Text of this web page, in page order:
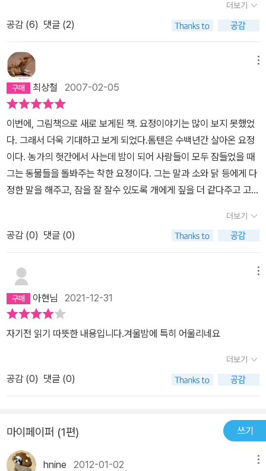
서 수봉산 밑자락 가파른 골목동네에서 어린 나날 보냈구나 하고 떠
올려 보았습니다. 공장이 많아도 너무 끔찍하달 만큼 많은 인천이라
언제나 매캐한 바람이 불고 하늘은 뿌얳지만, 조그마한 멧자락에 깃
든 골목동네는 조용하고 포근하며 맑았습니다. 도시에서 짝을 지어
아이를 낳는다고 하면, 참말 이렇게 조용하고 포근하며 맑은 동네에
보금자리를 얻어야 하는구나 하고 깨닫기도 했습니다. 오늘 나는 아
이들과 전남 고흥 시골마을에서 살아갑니다. 이곳이 고향이 아니고,
이곳에 아는 사람도 없지만, 우리 식구 스스로 즐겁게 뿌리내리며 지
내면 시나브로 새롭게 고향이 될 테고, 삶자리 되면서, 사랑과 꿈 피어
나는 보금자리 되리라 생각합니다. ‘태어난 데’보다 ‘살아가는 데’를
고향이라고 일컬어야 알맞겠다고도 느낍니다. 테어난 데는 말 그대로
‘태어난 데(출생지)’일 뿐이요, 저마다 이녁 삶에 가장 알맞고 즐거우
며 사랑스러울 터를 찾아서 ‘삶터(고향)’를 일구어야 할 노릇이라고
생각해요... 한밤중입니다. 오래된 농장은 곤히 잠이 들었습니다. 농장
쪽) 어제와 오늘 볕이 좋습니다. 볕은 아주 반갑고 참으로 뜨겁습니
다. 이불 널기에 좋으며 나무도마이며 아이들 폭신걸상이며 여러 가
지 잔뜩 마당에 내놓고 말립니다. 볕을 쬐는 이불에는 볕기운 스밉니
다. 볕을 보는 살림살이에는 따스함 감돕니다. 낮 동안 볕바라기 시킨
이듬날 또 좋은 볕 드리우면 다시 이불을 널고 다른 살림살이 하나둘
꺼내어 온 집안에 볕살 드리우도록 합니다. 여름이란 모든 숨결에 따
사로운 넋 불어넣는 철인가 하고 생각합니다. 봄이란 모든 숨결이 살
도록 돕는 철이며, 겨울이란 모든 숨결 새근새근 잠들며 새롭게 거듭
나도록 돌보는 철이지 싶어요. 철마다 달마다 날마다 즐겁게 빛살 드
리웁니다. 구름이 낀 하늘에는 구름빛이 드리웁니다. 빗방울 듣는 때
더보기
공감 (6) 댓글 (2)
최상철 2007-02-05
이번에, 그림책으로 새로 보게된 책. 요정이야기는 많이 보지 못했었
다. 그래서 더욱 기대하고 보게 되었다.톰텐은 수백년간 살아온 요정
이다. 농가의 헛간에서 사는데 밤이 되어 사람들이 모두 잠들었을 때
그는 동물들을 돌봐주는 착한 요정이다. 그는 말과 소와 닭 등에게 다
정한 말을 해주고, 잠을 잘 잘수 있도록 개에게 짚을 더 같다주고 고양
어가 사람들 눈에 띄지 않게 지낸다. 그리고 아이들은 아침일찍 일어
나 톰텐 아저씨가 남긴 아주 작은 발자국을 보게 된다.지금도 농가에
서는 동물들을 돌봐준 톰텐 아저씨를 위해서 톰텐아저씨가 자주 다니
는 곳에 음식을 놔둔다고 한다. 그리고 라디오에서는 톰텐에 관한 시
를 들려준다고 한다. 미신일지도 모르지만, 나도 톰텐아저씨가 참 좋
다고 생각한다. 밤마다 동물들을 위해서 일을 해주니 말이다. 지금까
지 아무도 본적없는 톰텐아저씨를 내 눈으로 직접 볼 수 있다면 좋겠
다.
더보기
공감 (0) 댓글 (0)
아현님 2021-12-31
자기전 읽기 따뜻한 내용입니다.겨울밤에 특히 어울리네요
더보기
공감 (0) 댓글 (0)
마이페이퍼 (1편) 쓰기
hnine 2012-01-02